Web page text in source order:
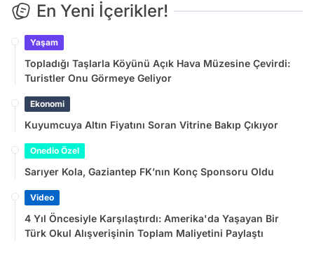
En Yeni İçerikler!
Yaşam
Topladığı Taşlarla Köyünü Açık Hava Müzesine Çevirdi:
Turistler Onu Görmeye Geliyor
Ekonomi
Kuyumcuya Altın Fiyatını Soran Vitrine Bakıp Çıkıyor
Onedio Özel
Sarıyer Kola, Gaziantep FK’nın Konç Sponsoru Oldu
Video
4 Yıl Öncesiyle Karşılaştırdı: Amerika'da Yaşayan Bir
Türk Okul Alışverişinin Toplam Maliyetini Paylaştı